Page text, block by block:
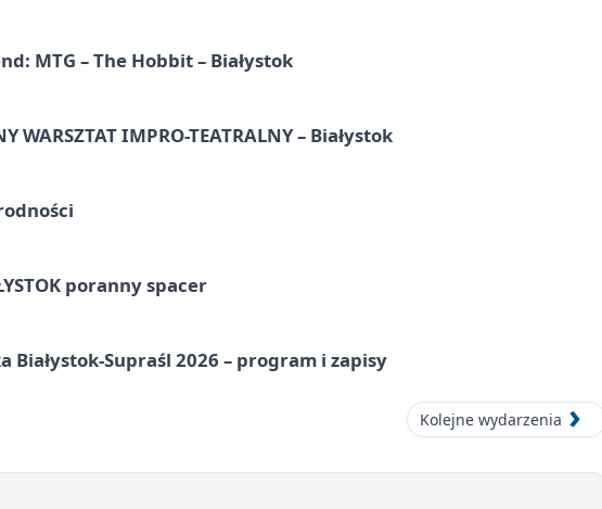
MTG – The Hobbit – Białystok
WARSZTAT IMPRO-TEATRALNY – Białystok
poranny spacer
Białystok-Supraśl 2026 – program i zapisy
Kolejne wydarzenia